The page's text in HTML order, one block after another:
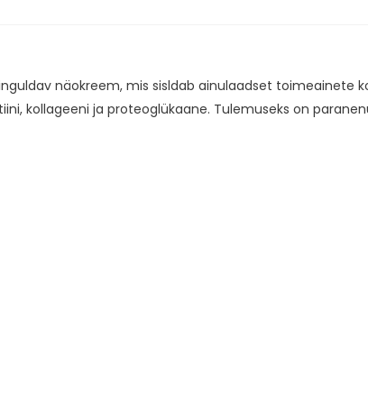
näokreem, mis sisldab ainulaadset toimeainete
kollageeni ja proteoglükaane. Tulemuseks on